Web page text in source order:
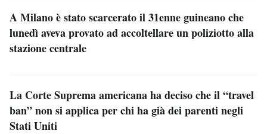
A Milano è stato scarcerato il 31enne guineano che
lunedì aveva provato ad accoltellare un poliziotto alla
stazione centrale
La Corte Suprema americana ha deciso che il “travel
ban” non si applica per chi ha già dei parenti negli
Stati Uniti